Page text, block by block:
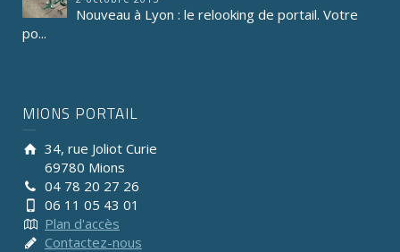
Nouveau à Lyon : le relooking de portail. Votre
po...
MIONS PORTAIL
34, rue Joliot Curie
69780 Mions
04 78 20 27 26
06 11 05 43 01
Plan d'accès
Contactez-nous